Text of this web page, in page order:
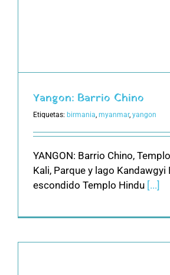
Yangon: Barrio Chino
Etiquetas: birmania, myanmar, yangon
YANGON: Barrio Chino,
Kali, Parque y lago Kandawgyi
escondido Templo Hindu [...]